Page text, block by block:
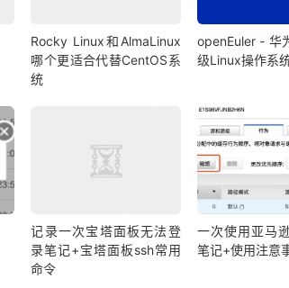
Rocky Linux和AlmaLinux
哪个更适合代替CentOS系
统
openEuler - 华
级Linux操作系
记录一次宝塔面板无法登
录笔记+宝塔面板ssh常用
命令
一次使用亚马
笔记+使用注意